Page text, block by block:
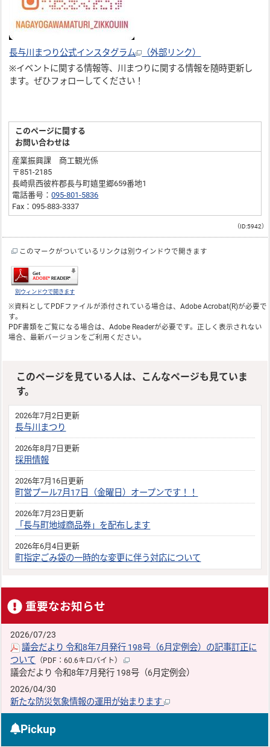
長与川まつり公式インスタグラム
（外部リンク）
※イベントに関する情報等、川まつりに関する情報を随時更新し
ます。ぜひフォローしてください！
このページに関する
お問い合わせは
産業振興課 商工観光係
〒851-2185
長崎県西彼杵郡長与町嬉里郷659番地1
電話番号：095-801-5836
Fax：095-883-3337
（ID:5942）
このマークがついているリンクは別ウインドウで開きます
別ウィンドウで開きます
※資料としてPDFファイルが添付されている場合は、Adobe Acrobat(R)が必要で
す。
PDF書類をご覧になる場合は、Adobe Readerが必要です。正しく表示されない
場合、最新バージョンをご利用ください。
このページを見ている人は、こんなページも見ていま
す。
2026年7月2日更新
長与川まつり
2026年8月7日更新
採用情報
2026年7月16日更新
町営プール7月17日（金曜日）オープンです！！
2026年7月23日更新
「長与町地域商品券」を配布します
2026年6月4日更新
町指定ごみ袋の一時的な変更に伴う対応について
重要なお知らせ
2026/07/23
議会だより 令和8年7月発行 198号（6月定例会）の記事訂正に
ついて （PDF：60.6キロバイト）
議会だより 令和8年7月発行 198号（6月定例会）
2026/04/30
新たな防災気象情報の運用が始まります
Pickup